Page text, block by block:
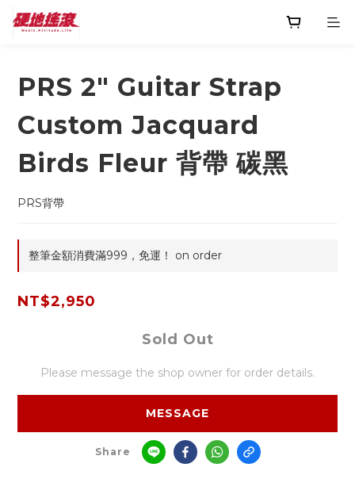
PRS 2" Guitar Strap
Custom Jacquard
Birds Fleur 背帶 碳黑
PRS背帶
整筆金額消費滿999，免運！ on order
NT$2,950
Sold Out
Please message the shop owner for order details.
MESSAGE
Share